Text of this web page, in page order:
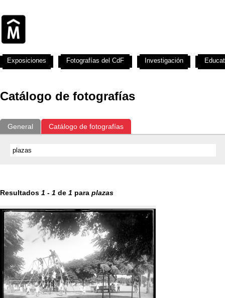
Catálogo de fotografías
General Catálogo de fotografías
Resultados 1 - 1 de 1 para plazas
Exposiciones Fotografías del CdF Investigación